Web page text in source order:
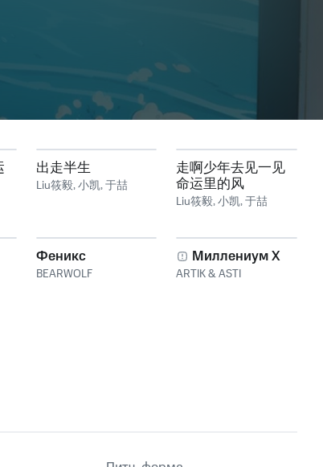
出走半生
Liu筱毅,小凯,于喆
走啊少年去见一见
命运里的风
Liu筱毅,小凯,于喆
Феникс
BEARWOLF
Миллениум X
ARTIK & ASTI